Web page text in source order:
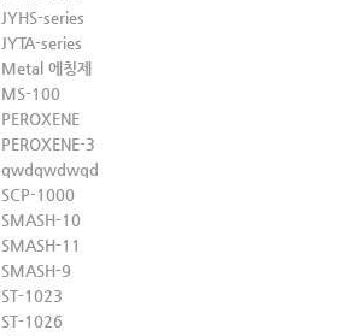
JYHS-series
JYTA-series
Metal 에칭제
MS-100
PEROXENE
PEROXENE-3
qwdqwdwqd
SCP-1000
SMASH-10
SMASH-11
SMASH-9
ST-1023
ST-1026